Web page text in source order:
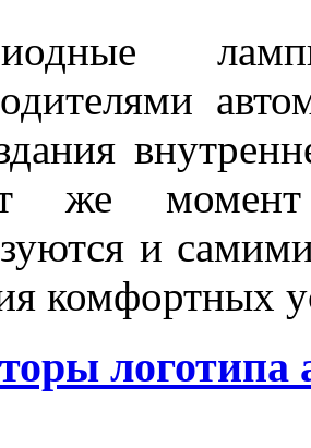
же момент
и
комфортных
логотипа